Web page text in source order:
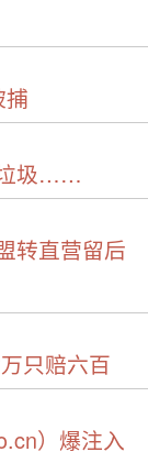
垃圾……
转直营留后
只赔六百
）爆注入